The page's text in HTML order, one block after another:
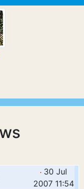
30 Jul
2007 11:54